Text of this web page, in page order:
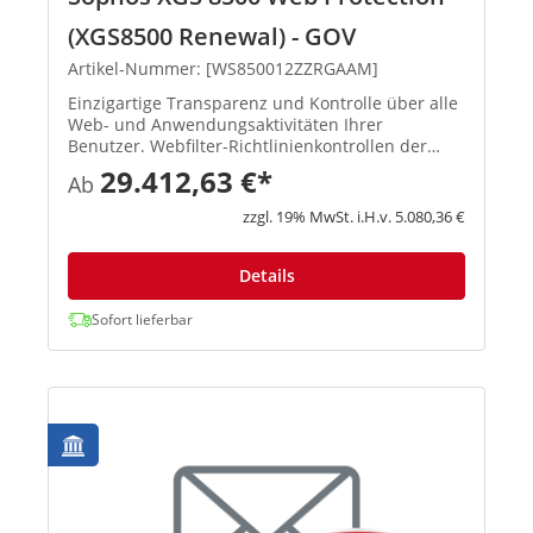
(XGS8500 Renewal) - GOV
Artikel-Nummer: [WS850012ZZRGAAM]
Einzigartige Transparenz und Kontrolle über alle
Web- und Anwendungsaktivitäten Ihrer
Benutzer. Webfilter-Richtlinienkontrollen der
Enterprise-Klasse und einzigartiger Schutz mit
benutzer- und gruppenbasierten Next-Gen-
Anwendungskontrollen. Leistungs...
Ab 29.412,63 €*
zzgl. 19% MwSt. i.H.v. 5.080,36 €
Details
Sofort lieferbar